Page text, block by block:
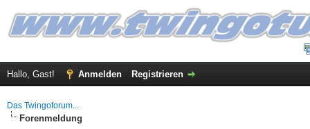
Hallo, Gast! Anmelden Registrieren
Das Twingoforum...
Forenmeldung